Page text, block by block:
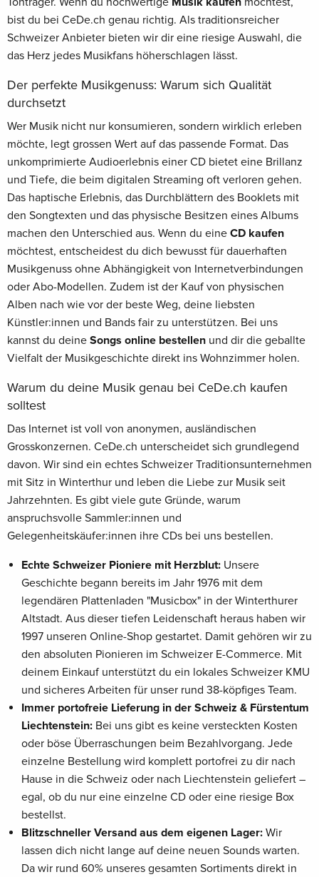
bist du bei CeDe.ch genau richtig. Als traditionsreicher
Schweizer Anbieter bieten wir dir eine riesige Auswahl, die
das Herz jedes Musikfans höherschlagen lässt.
Der perfekte Musikgenuss: Warum sich Qualität
durchsetzt
Wer Musik nicht nur konsumieren, sondern wirklich erleben
möchte, legt grossen Wert auf das passende Format. Das
unkomprimierte Audioerlebnis einer CD bietet eine Brillanz
und Tiefe, die beim digitalen Streaming oft verloren gehen.
Das haptische Erlebnis, das Durchblättern des Booklets mit
den Songtexten und das physische Besitzen eines Albums
machen den Unterschied aus. Wenn du eine CD kaufen
möchtest, entscheidest du dich bewusst für dauerhaften
Musikgenuss ohne Abhängigkeit von Internetverbindungen
oder Abo-Modellen. Zudem ist der Kauf von physischen
Alben nach wie vor der beste Weg, deine liebsten
Künstler:innen und Bands fair zu unterstützen. Bei uns
kannst du deine Songs online bestellen und dir die geballte
Vielfalt der Musikgeschichte direkt ins Wohnzimmer holen.
Warum du deine Musik genau bei CeDe.ch kaufen
solltest
Das Internet ist voll von anonymen, ausländischen
Grosskonzernen. CeDe.ch unterscheidet sich grundlegend
davon. Wir sind ein echtes Schweizer Traditionsunternehmen
mit Sitz in Winterthur und leben die Liebe zur Musik seit
Jahrzehnten. Es gibt viele gute Gründe, warum
anspruchsvolle Sammler:innen und
Gelegenheitskäufer:innen ihre CDs bei uns bestellen.
Echte Schweizer Pioniere mit Herzblut: Unsere
Geschichte begann bereits im Jahr 1976 mit dem
legendären Plattenladen "Musicbox" in der Winterthurer
Altstadt. Aus dieser tiefen Leidenschaft heraus haben wir
1997 unseren Online-Shop gestartet. Damit gehören wir zu
den absoluten Pionieren im Schweizer E-Commerce. Mit
deinem Einkauf unterstützt du ein lokales Schweizer KMU
und sicheres Arbeiten für unser rund 38-köpfiges Team.
Immer portofreie Lieferung in der Schweiz & Fürstentum
Liechtenstein: Bei uns gibt es keine versteckten Kosten
oder böse Überraschungen beim Bezahlvorgang. Jede
einzelne Bestellung wird komplett portofrei zu dir nach
Hause in die Schweiz oder nach Liechtenstein geliefert –
egal, ob du nur eine einzelne CD oder eine riesige Box
bestellst.
Blitzschneller Versand aus dem eigenen Lager: Wir
lassen dich nicht lange auf deine neuen Sounds warten.
Da wir rund 60% unseres gesamten Sortiments direkt in